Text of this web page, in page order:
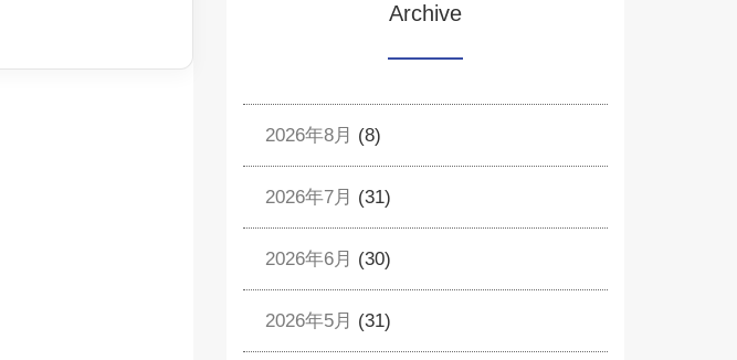
Archive
2026年8月 (8)
2026年7月 (31)
2026年6月 (30)
2026年5月 (31)